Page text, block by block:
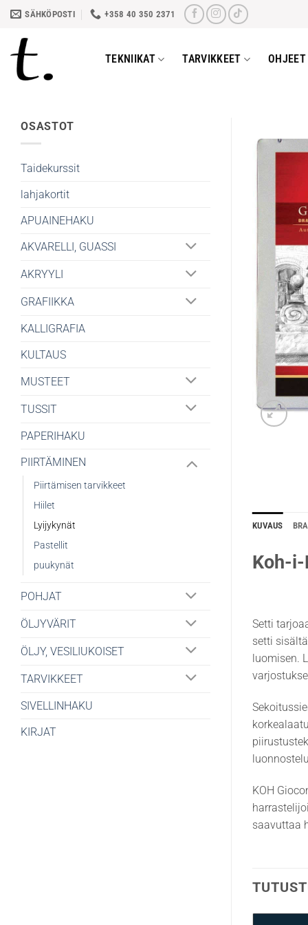
Skip
content
SÄHKÖPOSTI +358 40 350 2371
TEKNIIKAT TARVIKKEET
OSASTOT
Taidekurssit
lahjakortit
APUAINEHAKU
AKVARELLI, GUASSI
AKRYYLI
GRAFIIKKA
KALLIGRAFIA
KULTAUS
MUSTEET
TUSSIT
PAPERIHAKU
PIIRTÄMINEN
Piirtämisen tarvikkeet
Hiilet
Lyijykynät
Pastellit
puukynät
POHJAT
ÖLJYVÄRIT
ÖLJY, VESILIUKOISET
TARVIKKEET
SIVELLINHAKU
KIRJAT
KUVAUS
Koh-i-
Setti
setti
luomisen.
KOH
saavuttaa